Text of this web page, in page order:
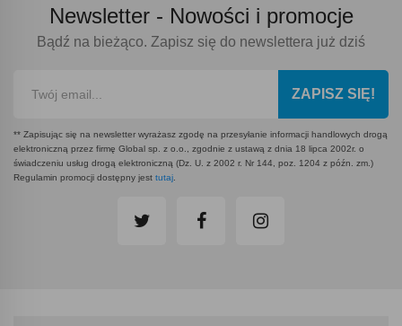
Newsletter - Nowości i promocje
Bądź na bieżąco. Zapisz się do newslettera już dziś
ZAPISZ SIĘ!
** Zapisując się na newsletter wyrażasz zgodę na przesyłanie informacji handlowych drogą
elektroniczną przez firmę Global sp. z o.o., zgodnie z ustawą z dnia 18 lipca 2002r. o
świadczeniu usług drogą elektroniczną (Dz. U. z 2002 r. Nr 144, poz. 1204 z późn. zm.)
Regulamin promocji dostępny jest tutaj.